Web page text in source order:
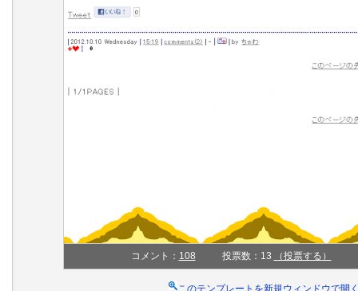
コメント： 108 投票数：13 （投票する）
このテンプレートを新規ウィンドウで開